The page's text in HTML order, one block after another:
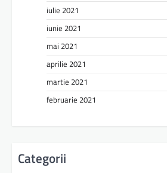
iulie 2021
iunie 2021
mai 2021
aprilie 2021
martie 2021
februarie 2021
Categorii